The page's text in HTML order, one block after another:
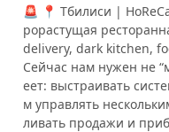
🚨 📍 Тбилиси |
рорастущая
delivery, dark kitchen,
Сейчас нам нужен не
еет: выстраивать
м управлять
ливать продажи и